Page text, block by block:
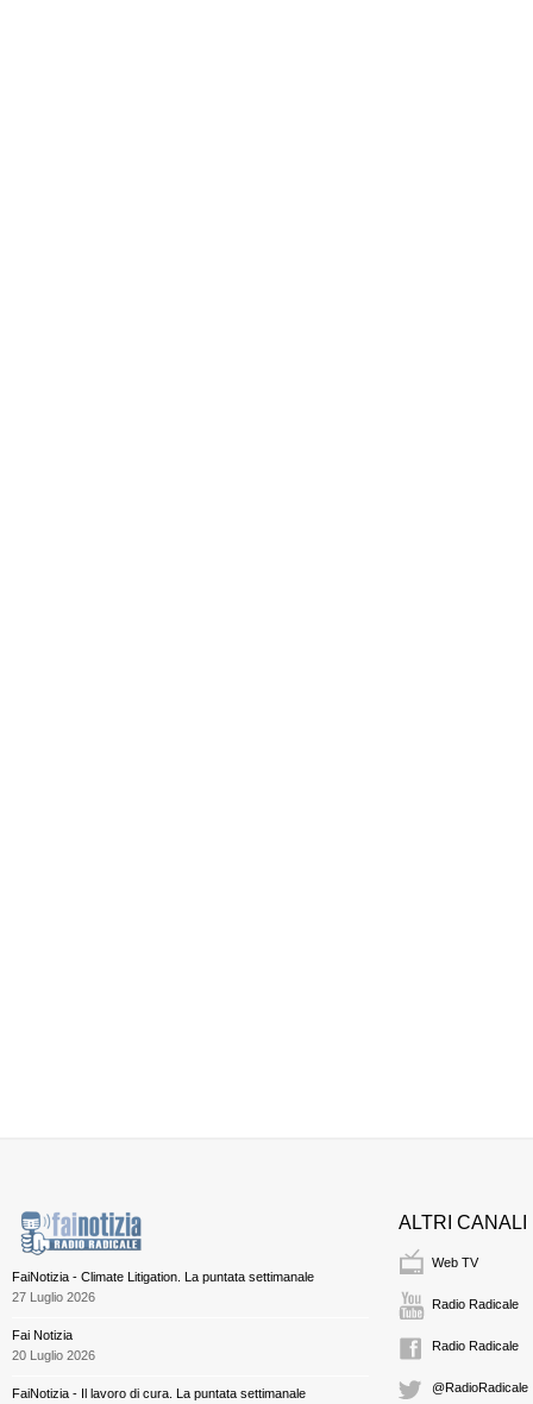
FaiNotizia - Climate Litigation. La puntata settimanale
27 Luglio 2026
Fai Notizia
20 Luglio 2026
FaiNotizia - Il lavoro di cura. La puntata settimanale
ALTRI CANALI
Web TV
Radio Radicale
Radio Radicale
@RadioRadicale